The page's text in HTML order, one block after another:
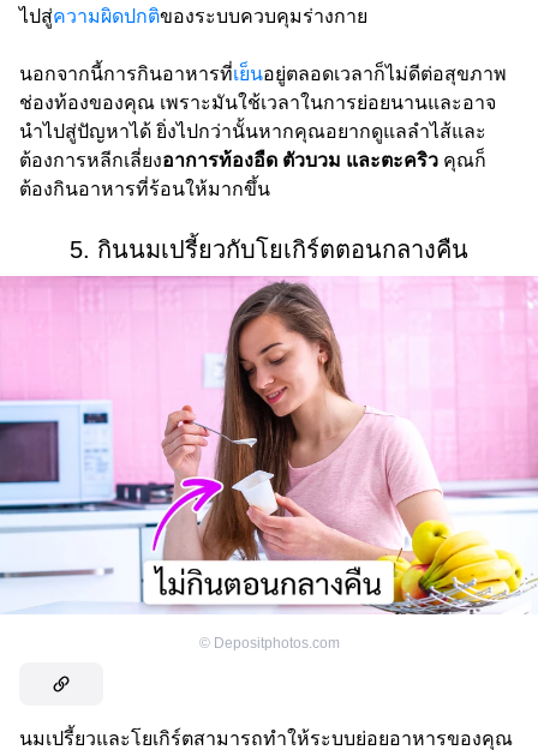
ไปสู่ความผิดปกติของระบบควบคุมร่างกาย
นอกจากนี้การกินอาหารที่เย็นอยู่ตลอดเวลาก็ไม่ดีต่อสุขภาพ
ช่องท้องของคุณ เพราะมันใช้เวลาในการย่อยนานและอาจ
นำไปสู่ปัญหาได้ ยิ่งไปกว่านั้นหากคุณอยากดูแลลำไส้และ
ต้องการหลีกเลี่ยงอาการท้องอืด ตัวบวม และตะคริว คุณก็
ต้องกินอาหารที่ร้อนให้มากขึ้น
5. กินนมเปรี้ยวกับโยเกิร์ตตอนกลางคืน
© Depositphotos.com
นมเปรี้ยวและโยเกิร์ตสามารถทำให้ระบบย่อยอาหารของคุณ